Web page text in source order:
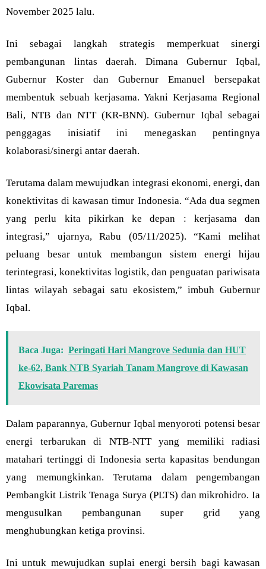
November 2025 lalu.
Ini sebagai langkah strategis memperkuat sinergi
pembangunan lintas daerah. Dimana Gubernur Iqbal,
Gubernur Koster dan Gubernur Emanuel bersepakat
membentuk sebuah kerjasama. Yakni Kerjasama Regional
Bali, NTB dan NTT (KR-BNN). Gubernur Iqbal sebagai
penggagas inisiatif ini menegaskan pentingnya
kolaborasi/sinergi antar daerah.
Terutama dalam mewujudkan integrasi ekonomi, energi, dan
konektivitas di kawasan timur Indonesia. “Ada dua segmen
yang perlu kita pikirkan ke depan : kerjasama dan
integrasi,” ujarnya, Rabu (05/11/2025). “Kami melihat
peluang besar untuk membangun sistem energi hijau
terintegrasi, konektivitas logistik, dan penguatan pariwisata
lintas wilayah sebagai satu ekosistem,” imbuh Gubernur
Iqbal.
Baca Juga: Peringati Hari Mangrove Sedunia dan HUT
ke-62, Bank NTB Syariah Tanam Mangrove di Kawasan
Ekowisata Paremas
Dalam paparannya, Gubernur Iqbal menyoroti potensi besar
energi terbarukan di NTB-NTT yang memiliki radiasi
matahari tertinggi di Indonesia serta kapasitas bendungan
yang memungkinkan. Terutama dalam pengembangan
Pembangkit Listrik Tenaga Surya (PLTS) dan mikrohidro. Ia
mengusulkan pembangunan super grid yang
menghubungkan ketiga provinsi.
Ini untuk mewujudkan suplai energi bersih bagi kawasan